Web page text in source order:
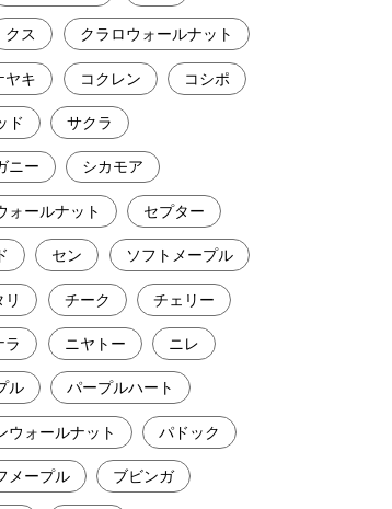
クス クラロウォールナット
ヤキ コクレン コシポ
ド サクラ
ニー シカモア
ォールナット セプター
セン ソフトメープル
リ チーク チェリー
ラ ニヤトー ニレ
ル パープルハート
ウォールナット パドック
メープル ブビンガ